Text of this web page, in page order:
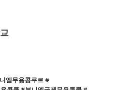
엘무용콩쿠르 #